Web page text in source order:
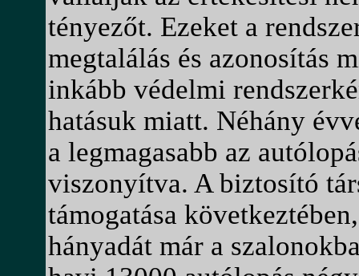
tényezőt. Ezeket a
megtalálás és azonosítás
inkább védelmi
hatásuk miatt. Néhány
a legmagasabb az
viszonyítva. A biztosító
támogatása
hányadát már a